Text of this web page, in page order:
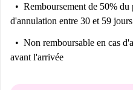
Remboursement de 50% du
d'annulation entre 30 et 59
Non remboursable en cas
avant l'arrivée